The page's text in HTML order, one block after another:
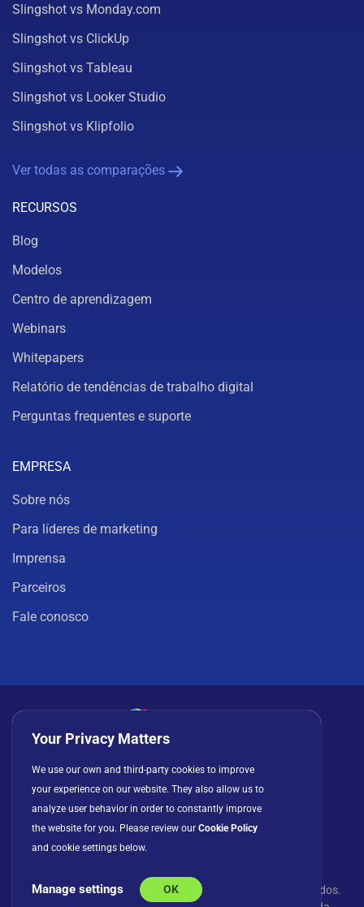
Slingshot vs Monday.com
Slingshot vs ClickUp
Slingshot vs Tableau
Slingshot vs Looker Studio
Slingshot vs Klipfolio
Ver todas as comparações
RECURSOS
Blog
Modelos
Centro de aprendizagem
Webinars
Whitepapers
Relatório de tendências de trabalho digital
Perguntas frequentes e suporte
EMPRESA
Sobre nós
Para líderes de marketing
Imprensa
Parceiros
Fale conosco
Política de privacidade Cookies
Contrato de licença
© Copyright 2026 INFRAGISTICS. Todos os direitos reservados.
Your Privacy Matters
We use our own and third-party cookies to improve
your experience on our website. They also allow us to
analyze user behavior in order to constantly improve
the website for you. Please review our Cookie Policy
and cookie settings below.
Manage settings OK